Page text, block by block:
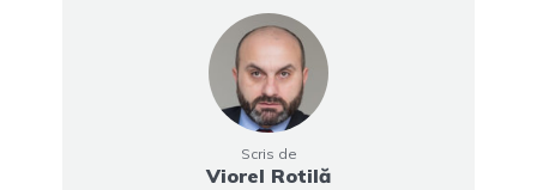
Scris de
Viorel Rotilă